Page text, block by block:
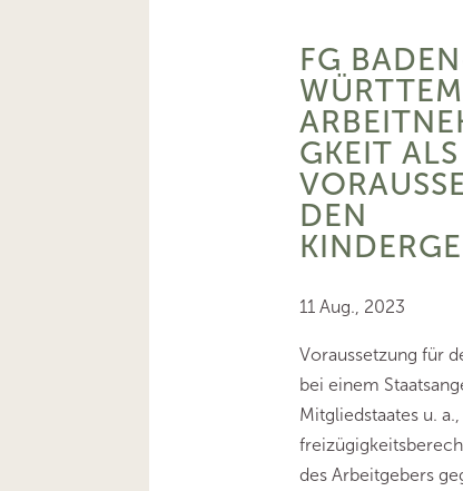
FG
GKEIT ALS
DEN
11 Aug., 2023
Voraussetzung für
bei einem
Mitgliedstaates u. a.,
des Arbeitgebers